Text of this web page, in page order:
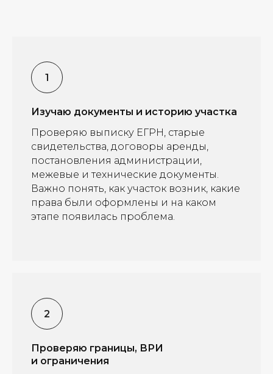
Изучаю документы и историю участка
Проверяю выписку ЕГРН, старые
свидетельства, договоры аренды,
постановления администрации,
межевые и технические документы.
Важно понять, как участок возник, какие
права были оформлены и на каком
этапе появилась проблема.
Проверяю границы, ВРИ
и ограничения